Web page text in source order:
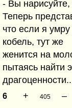
- Вы нарисуйте,
Теперь
что если я
кобель, тут же
женится на
пытаясь найти
6 + 405 –